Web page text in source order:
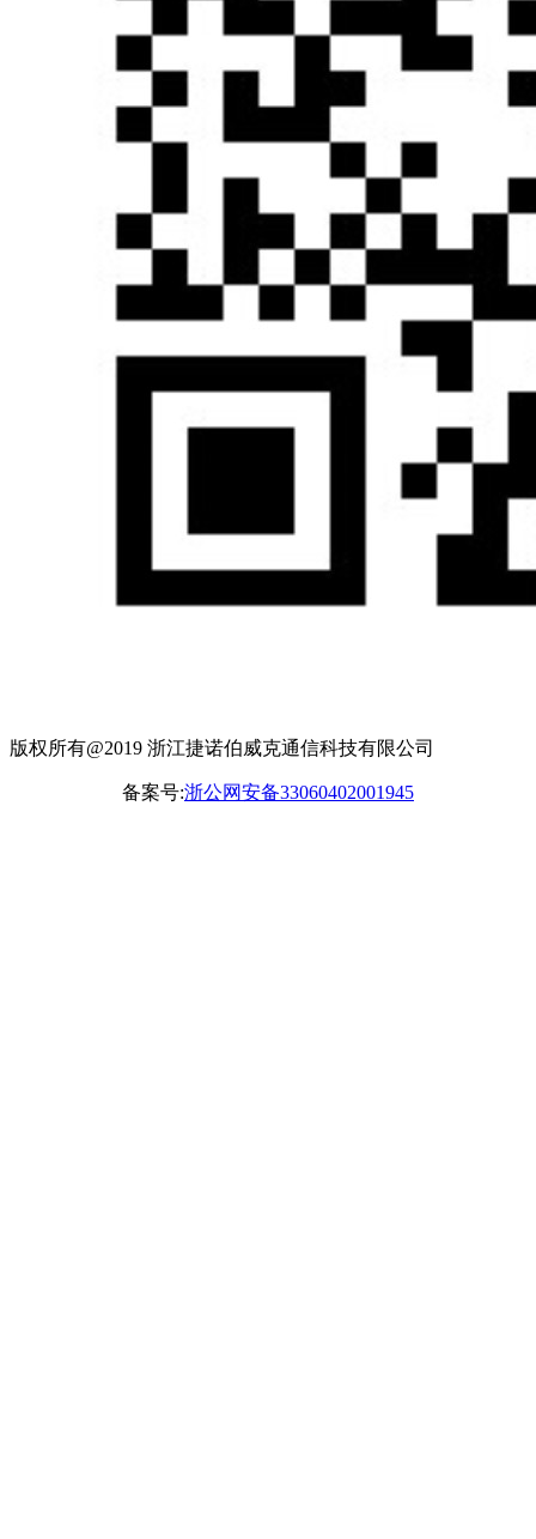
版权所有@2019 浙江捷诺伯威克通信科技有限公司
备案号:浙公网安备33060402001945